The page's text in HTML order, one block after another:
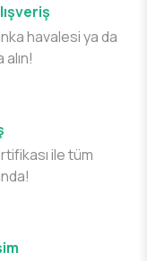
havalesi ya da
ile tüm